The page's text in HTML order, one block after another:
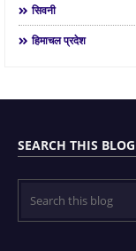
सिवनी
हिमाचल प्रदेश
SEARCH THIS BLOG